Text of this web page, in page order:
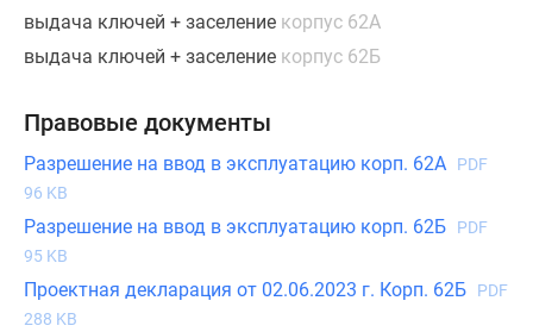
Квартиру
в
приобрести
в
ипотеку.
выдача ключей + заселение корпус 62А
выдача ключей + заселение корпус 62Б
Правовые документы
Разрешение на ввод в эксплуатацию корп. 62А
PDF
96 KB
Разрешение на ввод в эксплуатацию корп. 62Б
PDF
95 KB
Проектная декларация от 02.06.2023 г. Корп. 62Б
PDF
288 KB